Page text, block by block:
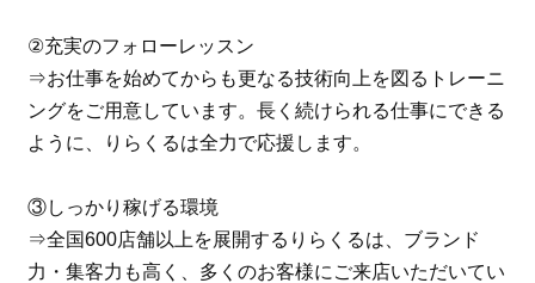
②充実のフォローレッスン
⇒お仕事を始めてからも更なる技術向上を図るトレーニ
ングをご用意しています。長く続けられる仕事にできる
ように、りらくるは全力で応援します。
③しっかり稼げる環境
⇒全国600店舗以上を展開するりらくるは、ブランド
力・集客力も高く、多くのお客様にご来店いただいてい